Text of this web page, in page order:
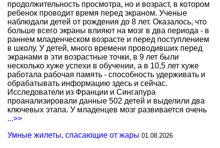
продолжительность просмотра, но и возраст, в котором
ребенок проводит время перед экраном. Ученые
наблюдали детей от рождения до 8 лет. Оказалось, что
больше всего экраны влияют на мозг в два периода - в
раннем младенческом возрасте и перед поступлением
в школу. У детей, много времени проводивших перед
экранами в эти возрастные точки, в 9 лет были
несколько хуже успехи в обучении, а в 10,5 лет хуже
работала рабочая память - способность удерживать и
обрабатывать информацию здесь и сейчас.
Исследователи из Франции и Сингапура
проанализировали данные 502 детей и выделили два
ключевых этапа. У младенцев мозг развивается очень
...>>
Умные жилеты, спасающие от жары 01.08.2026